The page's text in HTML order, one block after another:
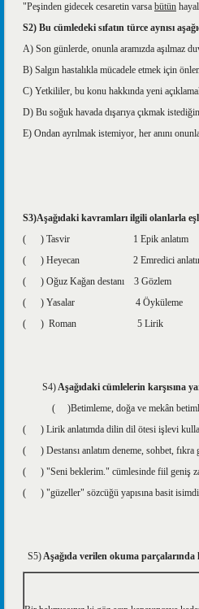
"Peşinden gidecek cesaretin varsa bütün
S2) Bu cümledeki sıfatın türce aynısı
A) Son günlerde, onunla aramızda aşılmaz
B) Salgın hastalıkla mücadele etmek için
C) Yetkililer, bu konu hakkında yeni
D) Bu soğuk havada dışarıya çıkmak
E) Ondan ayrılmak istemiyor, her anını
S3)Aşağıdaki kavramları ilgili olanlarla
( ) Tasvir 1 Epik anlatım
( ) Heyecan 2 Emredici
( ) Oğuz Kağan destanı 3 Gözlem
( ) Yasalar 4 Öyküleme
( ) Roman 5 Lirik
S4)Aşağıdaki cümlelerin karşısına
( )Betimleme, doğa ve mekân
( ) Lirik anlatımda dilin dil ötesi işlevi
( ) Destansı anlatım deneme, sohbet, fıkra
( ) "Seni beklerim." cümlesinde fiil geniş
( ) "güzeller" sözcüğü yapısına basit
S5)Aşağıda verilen okuma